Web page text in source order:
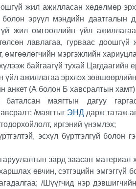
жил ажилласан хөдөлмөр
эрүүл мэндийн даатгалын
жил өмгөөллийн үйл
лавлагаа, гурваас
өмгөөлөгчийн мэргэжлийн
байгаагүй тухай Цагдаагийн
үйл ажиллагаа эрхлэх зөвшөөрлийн
анкет (А болон Б хавсралтын хамт)
баталсан маягтын дагуу
/маягтыг ЭНД дарж татаж
иргэний үнэмлэх;
эсхүл бүртгэлгүй болон
зард заасан материал
өвчин, сэтгэцийн эмгэггүй
/Шүүгчид нэр